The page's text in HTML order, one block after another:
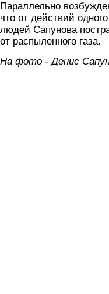
Параллельно
что от действий
людей Сапунова
от распыленного газа.
На фото - Денис